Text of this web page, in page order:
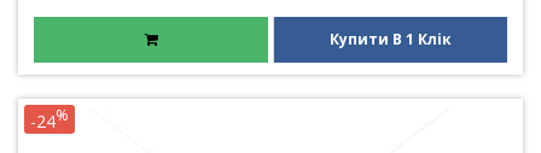
Купити В 1 Клік
-24%